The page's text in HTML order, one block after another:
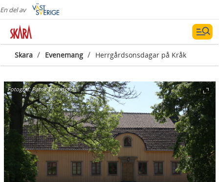
En del av
Skara / Evenemang / Herrgårdsonsdagar på Kråk
Fotograf:Patrik Erlandsson